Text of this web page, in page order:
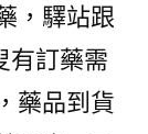
，驛站跟
有訂藥需
藥品到貨